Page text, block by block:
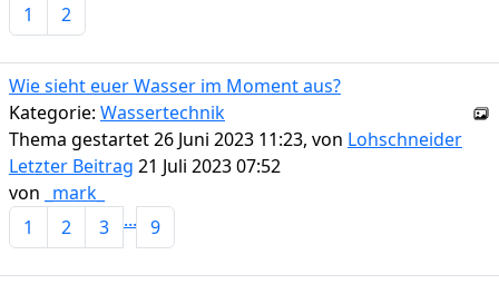
1
2
Wie sieht euer Wasser im Moment aus?
Kategorie: Wassertechnik
Thema gestartet 26 Juni 2023 11:23, von Lohschneider
Letzter Beitrag 21 Juli 2023 07:52
von _mark_
1
2 3 ... 9